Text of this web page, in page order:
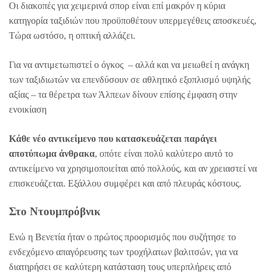
Οι διακοπές για χειμερινά σπορ είναι επί μακρόν η κύρια
κατηγορία ταξιδιών που προϋποθέτουν υπερμεγέθεις αποσκευές,
Τώρα ωστόσο, η οπτική αλλάζει.
Για να αντιμετωπιστεί ο όγκος – αλλά και να μειωθεί η ανάγκη
των ταξιδιωτών να επενδύσουν σε αθλητικό εξοπλισμό υψηλής
αξίας – τα θέρετρα των Άλπεων δίνουν επίσης έμφαση στην
ενοικίαση
Κάθε νέο αντικείμενο που κατασκευάζεται παράγει
αποτύπωμα άνθρακα, οπότε είναι πολύ καλύτερο αυτό το
αντικείμενο να χρησιμοποιείται από πολλούς, και αν χρειαστεί να
επισκευάζεται. Εξάλλου συμφέρει και από πλευράς κόστους.
Στο Ντουμπρόβνικ
Ενώ η Βενετία ήταν ο πρώτος προορισμός που συζήτησε το
ενδεχόμενο απαγόρευσης των τροχήλατων βαλιτσών, για να
διατηρήσει σε καλύτερη κατάσταση τους υπερπλήρεις από